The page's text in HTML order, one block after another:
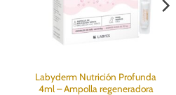
Labyderm Nutrición Profunda
4ml – Ampolla regeneradora